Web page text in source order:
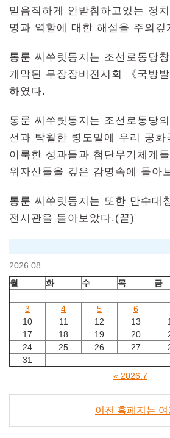
믿음직하게 안받침하고있는 정
명과 역할에 대한 해설을 주의깊
통룬 씨쑤릿동지는 조선로동당
개막된 무장장비전시회 《국방
하였다.
통룬 씨쑤릿동지는 조선로동당
선과 탁월한 령도밑에 우리 공화
이룩한 성과들과 첨단무기체계
위자산들을 깊은 감명속에 돌아
통룬 씨쑤릿동지는 또한 만수대
전시관을 돌아보았다.(끝)
2026.08
월
화 수 목 금
3
4 5 6
10
11 12 13
17
18 19 20
24
25 26 27
31
« 2026.7
이전 홈페지는 여